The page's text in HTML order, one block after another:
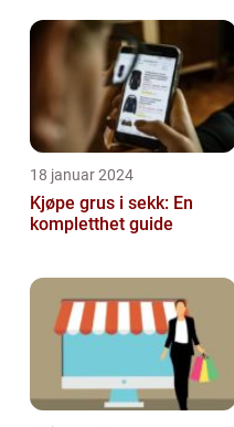
18 januar 2024
Kjøpe grus i sekk: En
kompletthet guide